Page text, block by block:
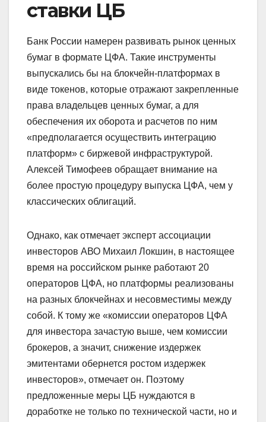
ставки ЦБ
Банк России намерен развивать рынок ценных
бумаг в формате ЦФА. Такие инструменты
выпускались бы на блокчейн-платформах в
виде токенов, которые отражают закрепленные
права владельцев ценных бумаг, а для
обеспечения их оборота и расчетов по ним
«предполагается осуществить интеграцию
платформ» с биржевой инфраструктурой.
Алексей Тимофеев обращает внимание на
более простую процедуру выпуска ЦФА, чем у
классических облигаций.
Однако, как отмечает эксперт ассоциации
инвесторов АВО Михаил Локшин, в настоящее
время на российском рынке работают 20
операторов ЦФА, но платформы реализованы
на разных блокчейнах и несовместимы между
собой. К тому же «комиссии операторов ЦФА
для инвестора зачастую выше, чем комиссии
брокеров, а значит, снижение издержек
эмитентами обернется ростом издержек
инвесторов», отмечает он. Поэтому
предложенные меры ЦБ нуждаются в
доработке не только по технической части, но и